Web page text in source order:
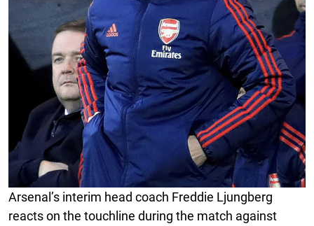
Arsenal’s interim head coach Freddie Ljungberg
reacts on the touchline during the match against